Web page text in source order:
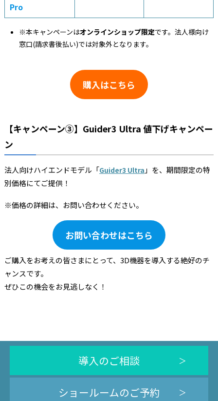
Pro
※本キャンペーンはオンラインショップ限定です。法人様向け
窓口(請求書後払い)では対象外となります。
購入はこちら
【キャンペーン③】 Guider3 Ultra 値下げキャンペー
ン
法人向けハイエンドモデル「Guider3 Ultra 」を、期間限定の特
別価格にてご提供！
※価格の詳細は、お問い合わせください。
お問い合わせはこちら
ご購入をお考えの皆さまにとって、3D機器を導入する絶好のチ
ャンスです。
ぜひこの機会をお見逃しなく！
導入のご相談
ショールームのご予約